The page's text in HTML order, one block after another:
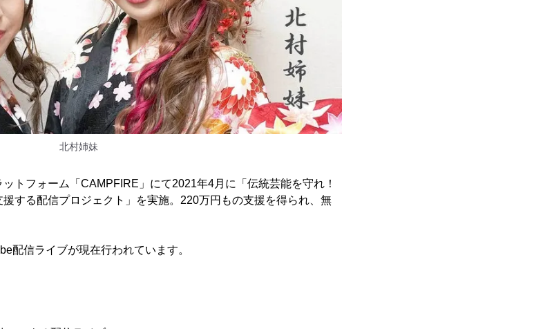
北村姉妹
トフォーム「CAMPFIRE」にて2021年4月に「伝統芸能を守れ！
する配信プロジェクト」を実施。220万円もの支援を得られ、無
配信ライブが現在行われています。